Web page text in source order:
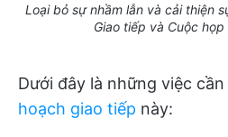
Loại bỏ sự nhầm lẫn và cải thiện
Giao tiếp và Cuộc
Dưới đây là những việc cần
hoạch giao tiếp này: